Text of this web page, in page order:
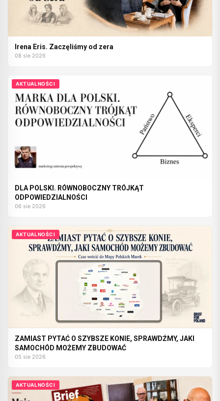
Irena Eris. Zaczęliśmy od zera
08 sie 2026
AKTUALNOŚCI
DLA POLSKI. RÓWNOBOCZNY TRÓJKĄT
ODPOWIEDZIALNOŚCI
06 sie 2026
AKTUALNOŚCI
ZAMIAST PYTAĆ O SZYBSZE KONIE, SPRAWDŹMY, JAKI
SAMOCHÓD MOŻEMY ZBUDOWAĆ
05 sie 2026
AKTUALNOŚCI